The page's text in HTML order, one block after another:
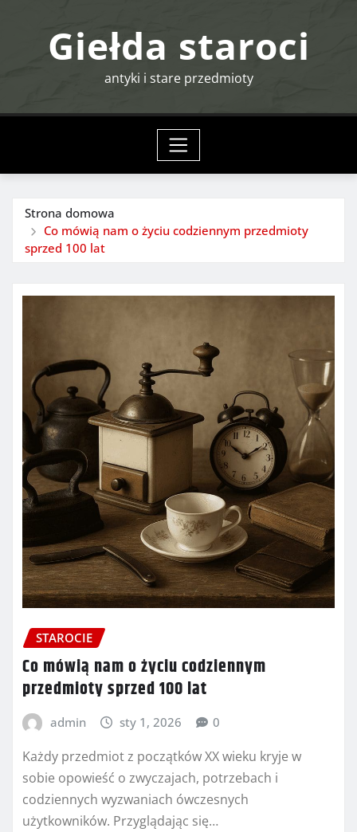
Giełda staroci
antyki i stare przedmioty
Strona domowa
Co mówią nam o życiu codziennym przedmioty
sprzed 100 lat
STAROCIE
Co mówią nam o życiu codziennym
przedmioty sprzed 100 lat
admin sty 1, 2026 0
Każdy przedmiot z początków XX wieku kryje w
sobie opowieść o zwyczajach, potrzebach i
codziennych wyzwaniach ówczesnych
użytkowników. Przyglądając się…